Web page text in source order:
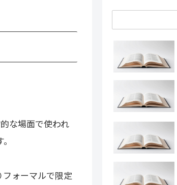
な場面で使われ
ォーマルで限定